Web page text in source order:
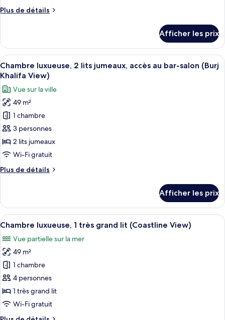
luxueuse,
grand
lit,
accès
au
bar-
salon
(Burj
Khalifa
View)
Plus de détails
Plus
Chambre
luxueuse,
1
très
lit,
accès
au
bar-
salon
Khalifa
View)
Afficher les prix
Afficher
toutes
les
photos
pour
ce
type
de
chambre :
luxueuse,
jumeaux,
accès
bar-
salon
(Burj
Khalifa
View)
Une chambre d’hôtel équipée d’un
12
Chambre luxueuse, 2 lits jumeaux, accès au bar-salon (Burj
Khalifa View)
Vue sur la ville
49 m²
1 chambre
3 personnes
2 lits jumeaux
Wi-Fi gratuit
Plus de détails
Plus
Chambre
luxueuse,
2
jumeaux,
accès
au
bar-
salon
(Burj
Khalifa
View)
Afficher les prix
Afficher
toutes
les
photos
pour
ce
type
de
chambre :
Une chambre d’hôtel avec une
9
Chambre luxueuse, 1 très grand lit (Coastline View)
Vue partielle sur la mer
49 m²
1 chambre
4 personnes
1 très grand lit
Wi-Fi gratuit